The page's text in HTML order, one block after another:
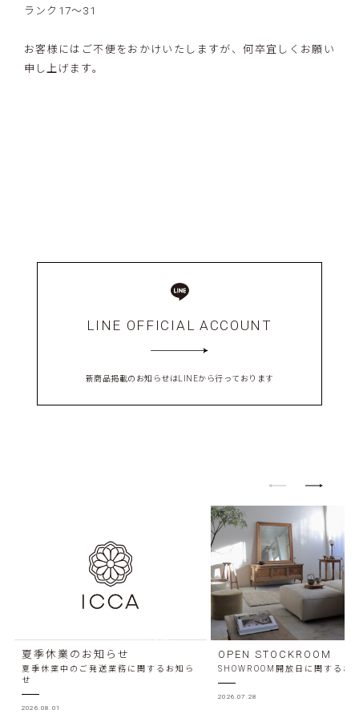
ランク17〜31
お客様にはご不便をおかけいたしますが、何卒宜しくお願い
申し上げます。
LINE OFFICIAL ACCOUNT
新商品掲載のお知らせはLINEから行っております
夏季休業のお知らせ
夏季休業中のご発送業務に関するお知ら
せ
2026.08.01
OPEN STOCKROOM
SHOWROOM開放日に関するお
2026.07.28